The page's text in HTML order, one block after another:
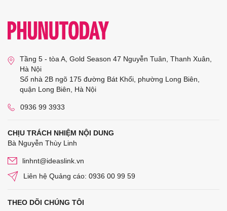
Tầng 5 - tòa A, Gold Season 47 Nguyễn Tuân, Thanh Xuân,
Hà Nội
Số nhà 2B ngõ 175 đường Bát Khối, phường Long Biên,
quận Long Biên, Hà Nội
0936 99 3933
CHỊU TRÁCH NHIỆM NỘI DUNG
Bà Nguyễn Thùy Linh
linhnt@ideaslink.vn
Liên hệ Quảng cáo: 0936 00 99 59
THEO DÕI CHÚNG TÔI